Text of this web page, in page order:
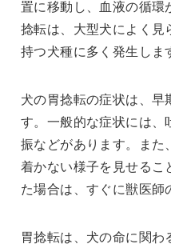
置に移動し、血液の循
捻転は、大型犬によく
持つ犬種に多く発生しま
犬の胃捻転の症状は、
す。一般的な症状には
振などがあります。ま
着かない様子を見せる
た場合は、すぐに獣医師
胃捻転は、犬の命に関